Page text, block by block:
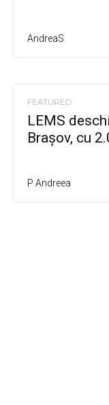
AndreaS
FEATURED
LEMS
Brașov, cu
P Andreea